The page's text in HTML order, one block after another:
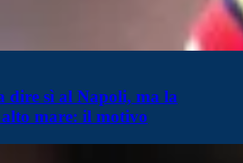
dire sì al Napoli, ma la
mare: il motivo